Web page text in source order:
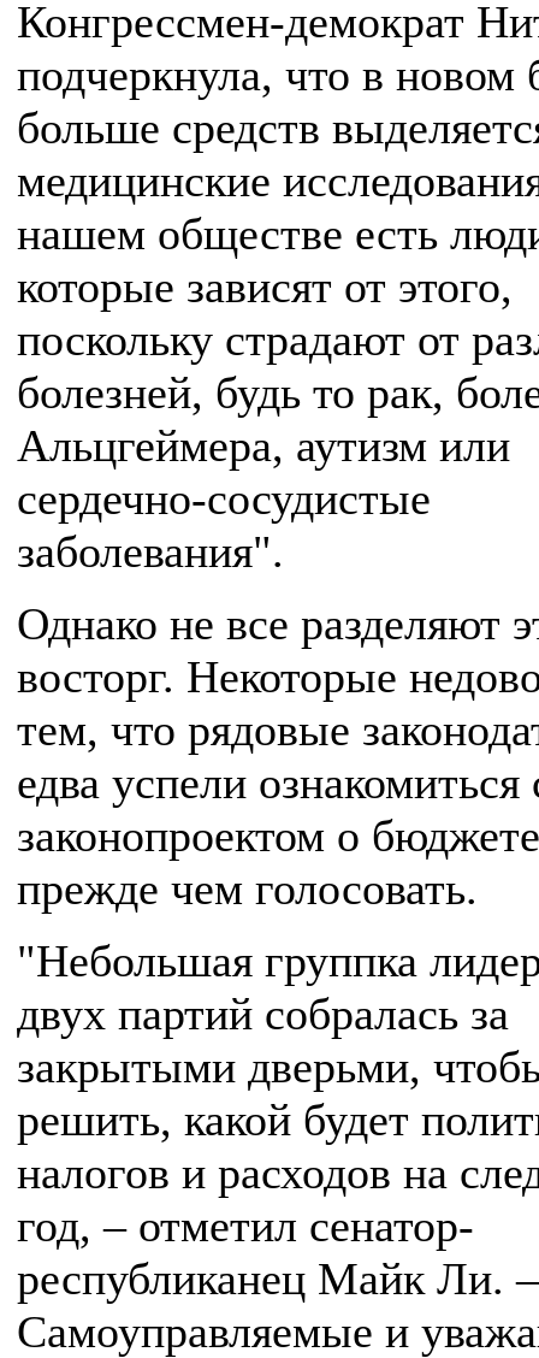
Конгрессмен-демократ
подчеркнула, что в новом
больше средств
медицинские
нашем обществе есть
которые зависят от этого,
поскольку страдают от
болезней, будь то рак,
Альцгеймера, аутизм или
сердечно-сосудистые
заболевания".
Однако не все разделяют
восторг. Некоторые
тем, что рядовые
едва успели ознакомиться
законопроектом о
прежде чем голосовать.
"Небольшая группка
двух партий собралась за
закрытыми дверьми,
решить, какой будет
налогов и расходов на
год, – отметил сенатор-
республиканец Майк Ли. –
Самоуправляемые и